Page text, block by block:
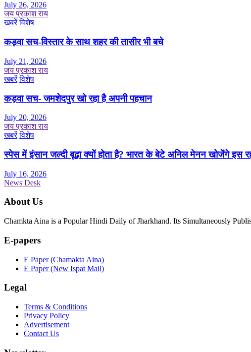
July 26, 2026
जय प्रकाश राय
खबरें विशेष
कड़वा सच-विस्तार के साथ शहर की तासीर भी बचे
July 21, 2026
जय प्रकाश राय
खबरें विशेष
कड़वा सच- जमशेदपुर खो रहा है अपनी पहचान
July 20, 2026
जय प्रकाश राय
खबरें विशेष
स्पेस में इंसान जल्दी बूढ़ा क्यों होता है? भारत के बेटे अनिल मेनन खोजेंगे इस
July 16, 2026
News Desk
About Us
Chamkta Aina is a Popular Hindi Daily of Jharkhand. Its Simultaneously
E-papers
E Paper (Chamakta Aina)
E Paper (New Ispat Mail)
Legal
Terms & Conditions
Privacy Policy
Advertisement
Contact Us